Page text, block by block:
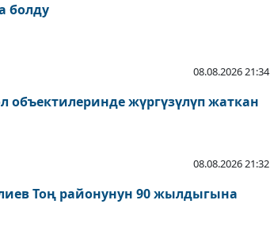
болду
08.08.2026 21:34
объектилеринде жүргүзүлүп жаткан
08.08.2026 21:32
Тоң районунун 90 жылдыгына